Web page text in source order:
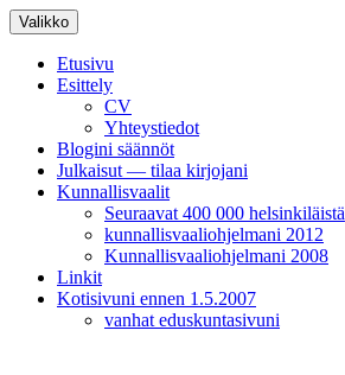
Siirry
sisältöön
Valikko
Etusivu
Esittely
CV
Yhteystiedot
Blogini säännöt
Julkaisut — tilaa kirjojani
Kunnallisvaalit
Seuraavat 400 000 helsinkiläistä
kunnallisvaaliohjelmani 2012
Kunnallisvaaliohjelmani 2008
Linkit
Kotisivuni ennen 1.5.2007
vanhat eduskuntasivuni